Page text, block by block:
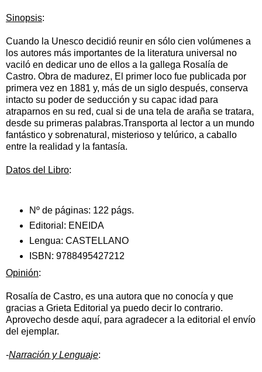
Sinopsis:
Cuando la Unesco decidió reunir en sólo cien volúmenes a
los autores más importantes de la literatura universal no
vaciló en dedicar uno de ellos a la gallega Rosalía de
Castro. Obra de madurez, El primer loco fue publicada por
primera vez en 1881 y, más de un siglo después, conserva
intacto su poder de seducción y su capac idad para
atraparnos en su red, cual si de una tela de araña se tratara,
desde su primeras palabras.Transporta al lector a un mundo
fantástico y sobrenatural, misterioso y telúrico, a caballo
entre la realidad y la fantasía.
Datos del Libro:
Nº de páginas: 122 págs.
Editorial: ENEIDA
Lengua: CASTELLANO
ISBN: 9788495427212
Opinión:
Rosalía de Castro, es una autora que no conocía y que
gracias a Grieta Editorial ya puedo decir lo contrario.
Aprovecho desde aquí, para agradecer a la editorial el envío
del ejemplar.
-Narración y Lenguaje: